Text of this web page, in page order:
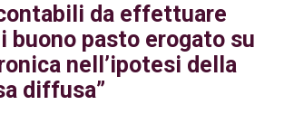
da effettuare
buono pasto erogato su
nell’ipotesi della
diffusa”